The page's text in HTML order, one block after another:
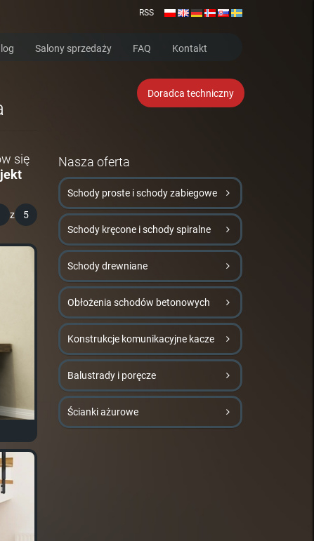
RSS
Salony sprzedaży FAQ Kontakt
Doradca techniczny
się
z 5
Nasza oferta
Schody proste i schody zabiegowe
Schody kręcone i schody spiralne
Schody drewniane
Obłożenia schodów betonowych
Konstrukcje komunikacyjne kacze
Balustrady i poręcze
Ścianki ażurowe